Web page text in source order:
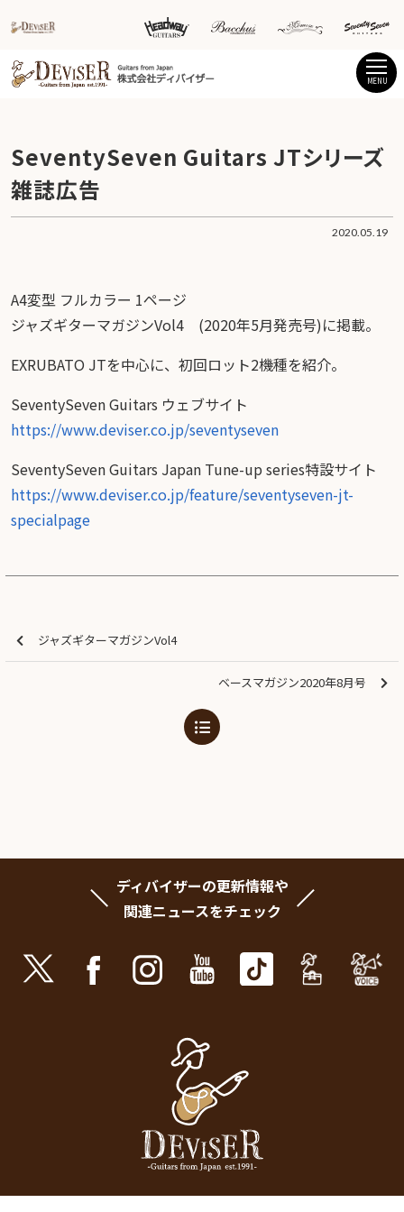
MENU
2020.05.19
SeventySeven Guitars JTシリーズ
雑誌広告
A4変型 フルカラー 1ページ
ジャズギターマガジンVol4 (2020年5月発売号)に掲載。
EXRUBATO JTを中心に、初回ロット2機種を紹介。
SeventySeven Guitars ウェブサイト
https://www.deviser.co.jp/seventyseven
SeventySeven Guitars Japan Tune-up series特設サイト
https://www.deviser.co.jp/feature/seventyseven-jt-
specialpage
ジャズギターマガジンVol4
ベースマガジン2020年8月号
ディバイザーの更新情報や
関連ニュースをチェック